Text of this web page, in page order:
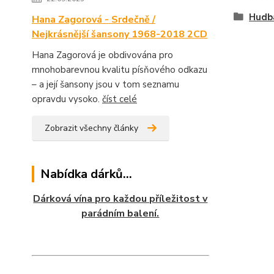
Hana Zagorová - Srdečně /
Nejkrásnější šansony 1968-2018 2CD
Hana Zagorová je obdivována pro
mnohobarevnou kvalitu písňového odkazu
– a její šansony jsou v tom seznamu
opravdu vysoko. číst celé
Zobrazit všechny články
Nabídka dárků...
Dárková vína pro každou příležitost v
parádním balení.